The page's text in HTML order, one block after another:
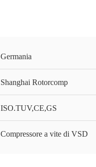
Germania
Shanghai Rotorcomp
ISO.TUV,CE,GS
Compressore a vite di VSD